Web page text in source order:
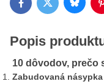
FacebookTwitterBluesky
Popis
10 dôvodov, prečo
Zabudovaná násypka